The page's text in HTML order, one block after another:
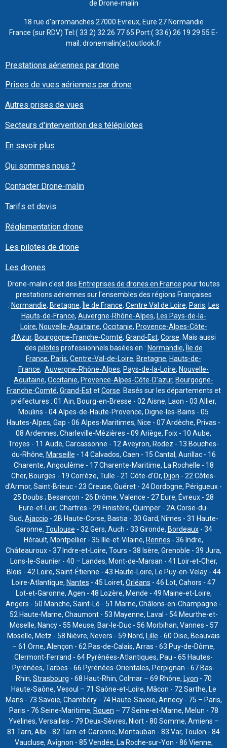
de Drone-malin
18 rue d'arromanches 27000 Evreux, Eure 27 Normandie
France (sur RDV) Tel:( 33 2) 32 26 77 65 Port:( 33 6) 26 19 29 55 E-
mail: dronemalin(at)outlook.fr
Prestations aériennes par drone
Prises de vues aériennes par drone
Autres prises de vues
Secteurs d'intervention des télépilotes
En savoir plus
Qui sommes nous ?
Contacter Drone-malin
Tarifs et devis
Réglementation drone
Les pilotes de drone
Les drones
Drone-malin c'est des Entreprises de drones en France pour toutes
prestations aériennes sur l'ensembles des régions Françaises
: Normandie, Bretagne, Île de France, Centre Val de Loire, Paris, Les
Hauts-de-France, Auvergne-Rhône-Alpes, Les Pays-de-la-
Loire, Nouvelle-Aquitaine, Occitanie, Provence-Alpes-Côte-
d’Azur, Bourgogne-Franche-Comté, Grand-Est, Corse . Mais aussi
des pilotes professionnels basées en : Normandie,
Île de
France, Paris, Centre-Val-de-Loire, Bretagne, Hauts-de-
France, Auvergne-Rhône-Alpes, Pays-de-la-Loire, Nouvelle-
Aquitaine, Occitanie, Provence-Alpes-Côte-D’azur, Bourgogne-
Franche-Comté, Grand-EstetCorse . Basés sur les départements et
préfectures : 01 Ain, Bourg-en-Bresse - 02 Aisne, Laon - 03 Allier,
Moulins - 04 Alpes-de-Haute-Provence, Digne-les-Bains - 05
Hautes-Alpes, Gap - 06 Alpes-Maritimes, Nice - 07 Ardèche, Privas -
08 Ardennes, Charleville-Mézières - 09 Ariège, Foix - 10 Aube,
Troyes - 11 Aude, Carcassonne - 12 Aveyron, Rodez - 13 Bouches-
du-Rhône, Marseille - 14 Calvados, Caen - 15 Cantal, Aurillac - 16
Charente, Angoulême - 17 Charente-Maritime, La Rochelle - 18
Cher, Bourges - 19 Corrèze, Tulle - 21 Côte-d’Or, Dijon - 22 Côtes-
d’Armor, Saint-Brieuc - 23 Creuse, Guéret - 24 Dordogne, Périgueux -
25 Doubs ; Besançon - 26 Drôme, Valence - 27 Eure, Évreux - 28
Eure-et-Loir, Chartres - 29 Finistère, Quimper - 2A Corse-du-
Sud, Ajaccio - 2B Haute-Corse, Bastia - 30 Gard, Nîmes - 31 Haute-
Garonne, Toulouse - 32 Gers, Auch - 33 Gironde, Bordeaux- 34
Hérault, Montpellier - 35 Ille-et-Vilaine, Rennes - 36 Indre,
Châteauroux - 37 Indre-et-Loire, Tours - 38 Isère, Grenoble - 39 Jura,
Lons-le-Saunier - 40 – Landes, Mont-de-Marsan - 41 Loir-et-Cher,
Blois - 42 Loire, Saint-Étienne - 43 Haute-Loire, Le Puy-en-Velay - 44
Loire-Atlantique, Nantes - 45 Loiret, Orléans - 46 Lot, Cahors - 47
Lot-et-Garonne, Agen - 48 Lozère, Mende - 49 Maine-et-Loire,
Angers - 50 Manche, Saint-Lô - 51 Marne, Châlons-en-Champagne -
52 Haute-Marne, Chaumont - 53 Mayenne, Laval - 54 Meurthe-et-
Moselle, Nancy - 55 Meuse, Bar-le-Duc - 56 Morbihan, Vannes - 57
Moselle, Metz - 58 Nièvre, Nevers - 59 Nord, Lille - 60 Oise, Beauvais
– 61 Orne, Alençon - 62 Pas-de-Calais, Arras - 63 Puy-de-Dôme,
Clermont-Ferrand - 64 Pyrénées-Atlantiques, Pau - 65 Hautes-
Pyrénées, Tarbes - 66 Pyrénées-Orientales, Perpignan - 67 Bas-
Rhin, Strasbourg - 68 Haut-Rhin, Colmar – 69 Rhône, Lyon - 70
Haute-Saône, Vesoul – 71 Saône-et-Loire, Mâcon - 72 Sarthe, Le
Mans - 73 Savoie, Chambéry - 74 Haute-Savoie, Annecy - 75 – Paris,
Paris - 76 Seine-Maritime, Rouen – 77 Seine-et-Marne, Melun - 78
Yvelines, Versailles - 79 Deux-Sèvres, Niort - 80 Somme, Amiens –
81 Tarn, Albi - 82 Tarn-et-Garonne, Montauban - 83 Var, Toulon - 84
Vaucluse, Avignon - 85 Vendée, La Roche-sur-Yon - 86 Vienne,